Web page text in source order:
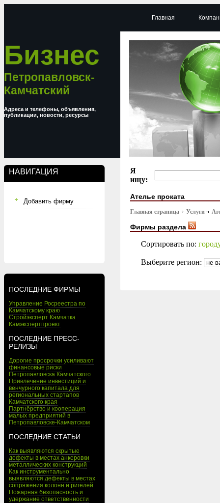
Бизнес
Петропавловск-
Камчатский
Адреса и телефоны, объявления,
публикации, новости, ресурсы
НАВИГАЦИЯ
Добавить фирму
ПОСЛЕДНИЕ ФИРМЫ
Управление Росреестра по
Камчатскому краю
Стройэксперт Камчатка
Камэкспертпроект
ПОСЛЕДНИЕ ПРЕСС-
РЕЛИЗЫ
Дорогие просрочки усиливают
финансовые риски
Петропавловска Камчатского
Привлечение инвестиций и
венчурного капитала для
региональных стартапов
Камчатского края
Партнёрство и кооперация
малых предприятий в
Петропавловске-Камчатском
ПОСЛЕДНИЕ СТАТЬИ
Как выявляются скрытые
дефекты в местах анкеровки
металлических конструкций
Как инструментально
выявляются дефекты в местах
сопряжения колонн и ригелей
Пожарная безопасность и
удержание ответственности
Главная
Я
ищу:
Ателье проката
Главная страница Услуги
Фирмы раздела
Сортировать по:
Выберите регион: